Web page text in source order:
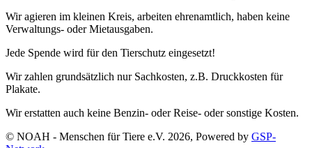
Wir agieren im kleinen Kreis, arbeiten ehrenamtlich, haben keine
Verwaltungs- oder Mietausgaben.
Jede Spende wird für den Tierschutz eingesetzt!
Wir zahlen grundsätzlich nur Sachkosten, z.B. Druckkosten für
Plakate.
Wir erstatten auch keine Benzin- oder Reise- oder sonstige Kosten.
© NOAH - Menschen für Tiere e.V. 2026, Powered by GSP-